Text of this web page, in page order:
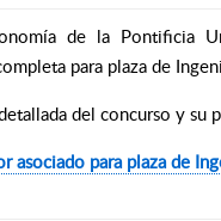
de la Pontificia
para plaza de
del concurso y su
asociado para plaza de